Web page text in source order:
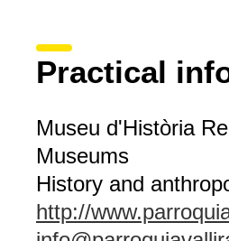
Practical
Museu d'Història
Museums
History and
http://